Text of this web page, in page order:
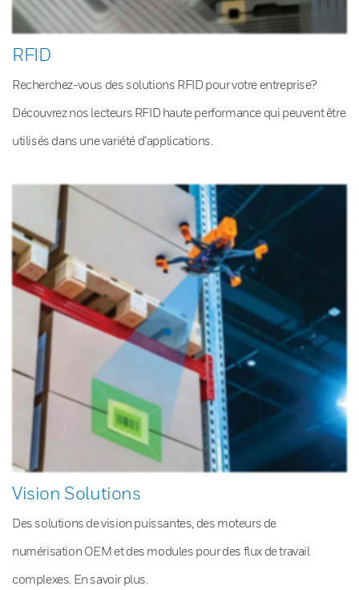
RFID
Recherchez-vous des solutions RFID pour votre entreprise?
Découvrez nos lecteurs RFID haute performance qui peuvent être
utilisés dans une variété d’applications.
Vision Solutions
Des solutions de vision puissantes, des moteurs de
numérisation OEM et des modules pour des flux de travail
complexes. En savoir plus.